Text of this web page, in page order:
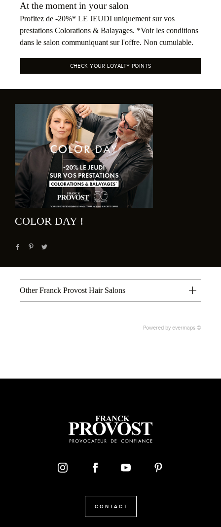
At the moment in your salon
Profitez de -20%* LE JEUDI uniquement sur vos
prestations Colorations & Balayages. *Voir les conditions
dans le salon communiquant sur l'offre. Non cumulable.
CHECK YOUR LOYALTY POINTS
COLOR DAY !
Other Franck Provost Hair Salons
Powered by evermaps ©
CONTACT